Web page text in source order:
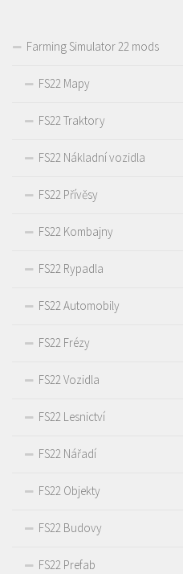
Farming Simulator 22 mods
FS22 Mapy
FS22 Traktory
FS22 Nákladní vozidla
FS22 Přívěsy
FS22 Kombajny
FS22 Rypadla
FS22 Automobily
FS22 Frézy
FS22 Vozidla
FS22 Lesnictví
FS22 Nářadí
FS22 Objekty
FS22 Budovy
FS22 Prefab